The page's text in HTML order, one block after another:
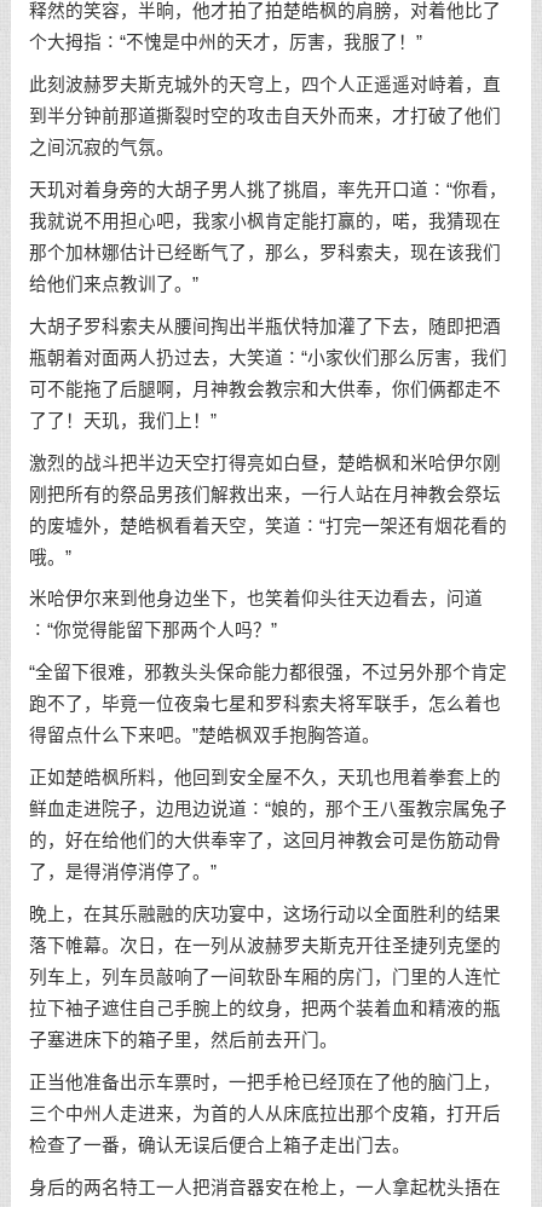
释然的笑容，半晌，他才拍了拍楚皓枫的肩膀，对着他比了
个大拇指∶“不愧是中州的天才，厉害，我服了！”
此刻波赫罗夫斯克城外的天穹上，四个人正遥遥对峙着，直
到半分钟前那道撕裂时空的攻击自天外而来，才打破了他们
之间沉寂的气氛。
天玑对着身旁的大胡子男人挑了挑眉，率先开口道∶“你看，
我就说不用担心吧，我家小枫肯定能打赢的，喏，我猜现在
那个加林娜估计已经断气了，那么，罗科索夫，现在该我们
给他们来点教训了。”
大胡子罗科索夫从腰间掏出半瓶伏特加灌了下去，随即把酒
瓶朝着对面两人扔过去，大笑道∶“小家伙们那么厉害，我们
可不能拖了后腿啊，月神教会教宗和大供奉，你们俩都走不
了了！天玑，我们上！”
激烈的战斗把半边天空打得亮如白昼，楚皓枫和米哈伊尔刚
刚把所有的祭品男孩们解救出来，一行人站在月神教会祭坛
的废墟外，楚皓枫看着天空，笑道∶“打完一架还有烟花看的
哦。”
米哈伊尔来到他身边坐下，也笑着仰头往天边看去，问道
∶“你觉得能留下那两个人吗？”
“全留下很难，邪教头头保命能力都很强，不过另外那个肯定
跑不了，毕竟一位夜枭七星和罗科索夫将军联手，怎么着也
得留点什么下来吧。”楚皓枫双手抱胸答道。
正如楚皓枫所料，他回到安全屋不久，天玑也甩着拳套上的
鲜血走进院子，边甩边说道∶“娘的，那个王八蛋教宗属兔子
的，好在给他们的大供奉宰了，这回月神教会可是伤筋动骨
了，是得消停消停了。”
晚上，在其乐融融的庆功宴中，这场行动以全面胜利的结果
落下帷幕。次日，在一列从波赫罗夫斯克开往圣捷列克堡的
列车上，列车员敲响了一间软卧车厢的房门，门里的人连忙
拉下袖子遮住自己手腕上的纹身，把两个装着血和精液的瓶
子塞进床下的箱子里，然后前去开门。
正当他准备出示车票时，一把手枪已经顶在了他的脑门上，
三个中州人走进来，为首的人从床底拉出那个皮箱，打开后
检查了一番，确认无误后便合上箱子走出门去。
身后的两名特工一人把消音器安在枪上，一人拿起枕头捂在